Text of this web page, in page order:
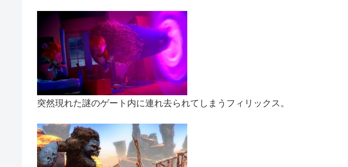
突然現れた謎のゲート内に連れ去られてしまうフィリックス。